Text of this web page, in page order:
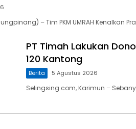
– Tim PKM UMRAH Kenalkan
PT Timah Lakukan
120 Kantong
Berita 5 Agustus 2026
Selingsing.com, Karimun –